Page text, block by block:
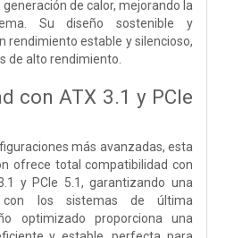
de calor, mejorando la
Su diseño sostenible y
rendimiento estable y silencioso,
de alto rendimiento.
con ATX 3.1 y PCIe
más avanzadas, esta
ofrece total compatibilidad con
y PCIe 5.1, garantizando una
con los sistemas de última
optimizado proporciona una